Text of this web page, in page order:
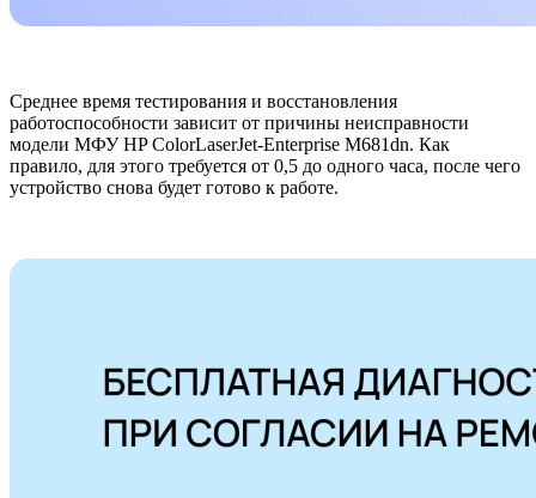
Среднее время тестирования и восстановления
работоспособности зависит от причины неисправности
модели МФУ HP ColorLaserJet-Enterprise M681dn. Как
правило, для этого требуется от 0,5 до одного часа, после чего
устройство снова будет готово к работе.